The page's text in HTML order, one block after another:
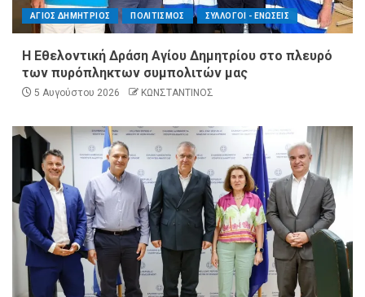
ΑΓΙΟΣ ΔΗΜΗΤΡΙΟΣ ΠΟΛΙΤΙΣΜΟΣ ΣΥΛΛΟΓΟΙ - ΕΝΩΣΕΙΣ
Η Εθελοντική Δράση Αγίου Δημητρίου στο πλευρό
των πυρόπληκτων συμπολιτών μας
5 Αυγούστου 2026 ΚΩΝΣΤΑΝΤΙΝΟΣ